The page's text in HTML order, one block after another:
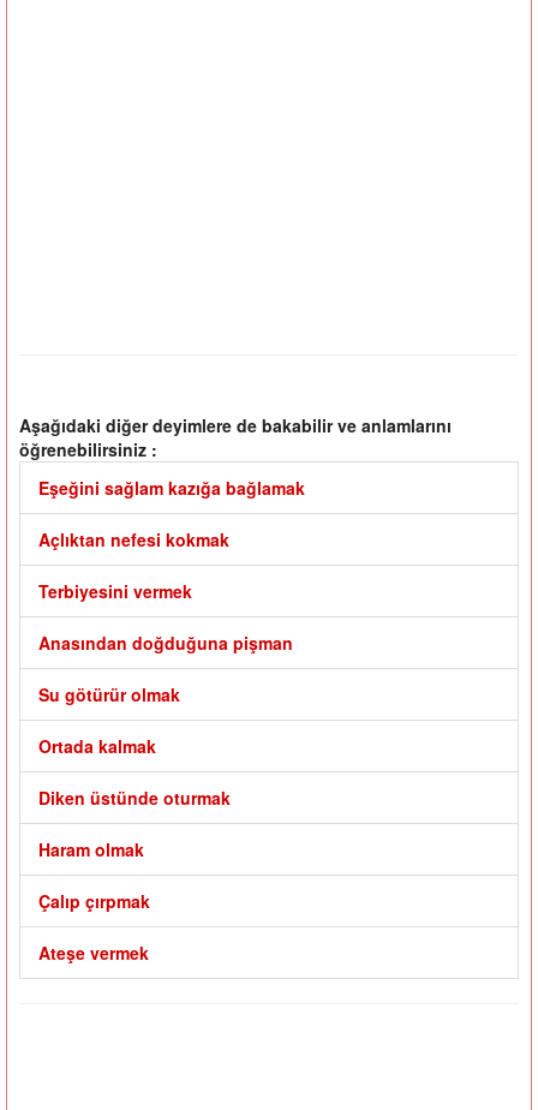
Aşağıdaki diğer deyimlere de bakabilir ve anlamlarını
öğrenebilirsiniz :
Eşeğini sağlam kazığa bağlamak
Açlıktan nefesi kokmak
Terbiyesini vermek
Anasından doğduğuna pişman
Su götürür olmak
Ortada kalmak
Diken üstünde oturmak
Haram olmak
Çalıp çırpmak
Ateşe vermek